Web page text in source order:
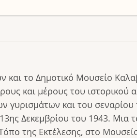
το Δημοτικό Μουσείο
και μέρους του ιστορικού
και του σεναρίου
Δεκεμβρίου του 1943. Μια
της Εκτέλεσης, στο